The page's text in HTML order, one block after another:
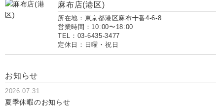
麻布店(港区)
所在地：東京都港区麻布十番4-6-8
営業時間：10:00〜18:00
TEL：03-6435-3477
定休日：日曜・祝日
お知らせ
2026.07.31
夏季休暇のお知らせ